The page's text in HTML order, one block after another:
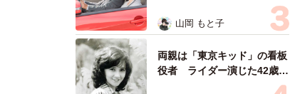
3泊4日の旅 パーキングの休
憩まで分刻み… 「大学生で
も組まねえよ！」
山岡 もと子
両親は「東京キッド」の看板
役者 ライダー演じた42歳元
俳優が再婚妻との「ウエディ